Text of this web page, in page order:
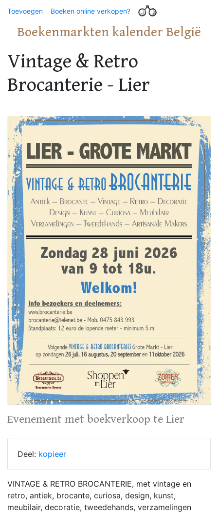
Toevoegen Boeken online verkopen?
Boekenmarkten kalender België
Vintage & Retro
Brocanterie - Lier
Evenement met boekverkoop te Lier
Deel: kopieer
VINTAGE & RETRO BROCANTERIE, met vintage en
retro, antiek, brocante, curiosa, design, kunst,
meubilair, decoratie, tweedehands, verzamelingen